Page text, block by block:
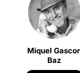
Miquel
Baz